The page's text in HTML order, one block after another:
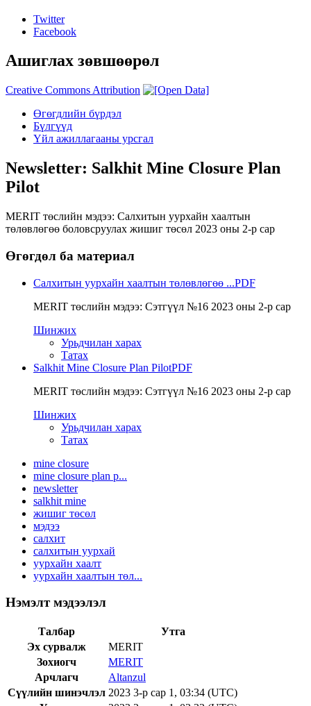
Twitter
Facebook
Ашиглах зөвшөөрөл
Creative Commons Attribution
Өгөгдлийн бүрдэл
Бүлгүүд
Үйл ажиллагааны урсгал
Newsletter: Salkhit Mine Closure Plan
Pilot
MERIT төслийн мэдээ: Салхитын уурхайн хаалтын
төлөвлөгөө боловсруулах жишиг төсөл 2023 оны 2-р сар
Өгөгдөл ба материал
Салхитын уурхайн хаалтын төлөвлөгөө ...PDF
MERIT төслийн мэдээ: Сэтгүүл №16 2023 оны 2-р сар
Шинжих
Урьдчилан харах
Татах
Salkhit Mine Closure Plan PilotPDF
MERIT төслийн мэдээ: Сэтгүүл №16 2023 оны 2-р сар
Шинжих
Урьдчилан харах
Татах
mine closure
mine closure plan p...
newsletter
salkhit mine
жишиг төсөл
мэдээ
салхит
салхитын уурхай
уурхайн хаалт
уурхайн хаалтын төл...
Нэмэлт мэдээлэл
Талбар
Утга
Эх сурвалж
MERIT
Зохиогч
MERIT
Арчлагч
Altanzul
Сүүлийн шинэчлэл 2023 3-р сар 1, 03:34 (UTC)